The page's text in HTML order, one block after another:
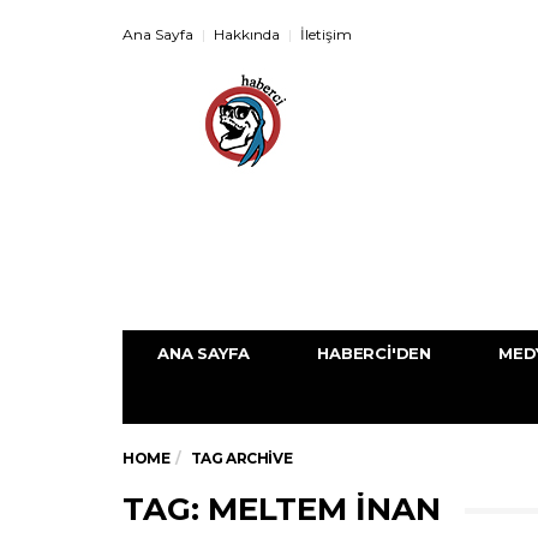
Ana Sayfa Hakkında İletişim
ANA SAYFA HABERCI'DEN
HOME TAG ARCHIVE
TAG: MELTEM INAN